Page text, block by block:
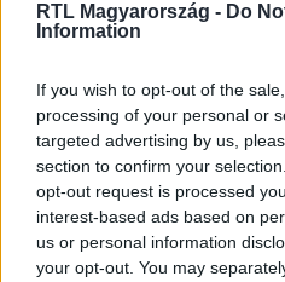
RTL Magyarország - Do
Information
If you wish to opt-out of the
processing of your personal or
targeted advertising by us,
section to confirm your
opt-out request is processed
interest-based ads based on
us or personal information
your opt-out. You may
Kövess minket, és
Facebookon is!